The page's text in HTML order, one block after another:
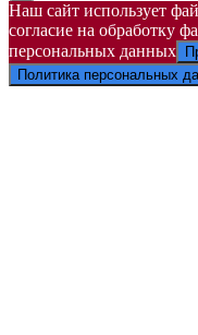
Наш сайт использует
согласие на обработку
персональных данных
Политика персональных